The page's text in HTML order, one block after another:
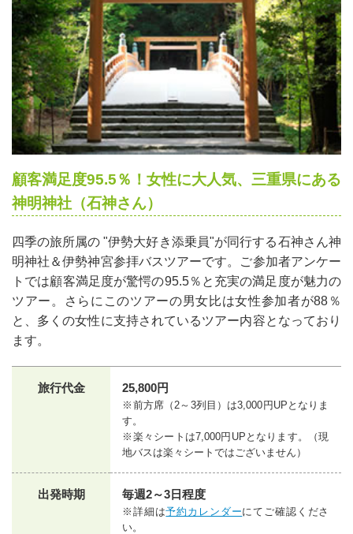
顧客満足度95.5％！女性に大人気、三重県にある
神明神社（石神さん）
四季の旅所属の "伊勢大好き添乗員"が同行する石神さん神
明神社＆伊勢神宮参拝バスツアーです。ご参加者アンケー
トでは顧客満足度が驚愕の95.5％と充実の満足度が魅力の
ツアー。さらにこのツアーの男女比は女性参加者が88％
と、多くの女性に支持されているツアー内容となっており
ます。
旅行代金 25,800円
※前方席（2～3列目）は3,000円UPとなりま
す。
※楽々シートは7,000円UPとなります。（現
地バスは楽々シートではございません）
出発時期 毎週2～3日程度
※詳細は予約カレンダーにてご確認くださ
い。